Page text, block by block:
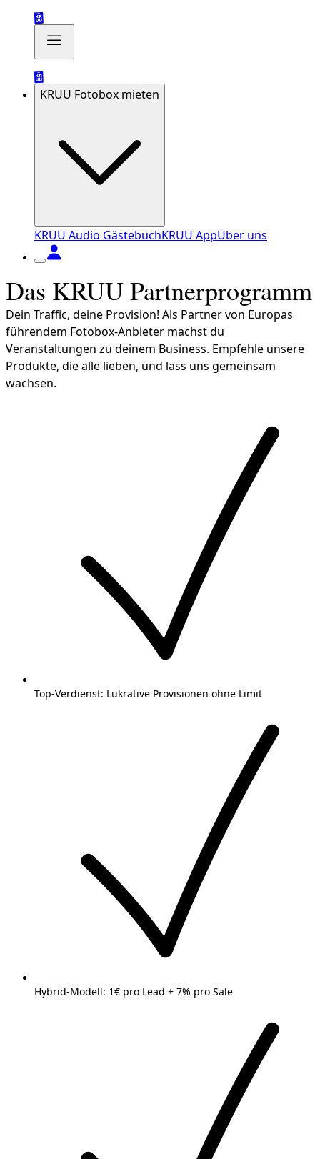
KRUU Fotobox mieten
KRUU Audio GästebuchKRUU AppÜber uns
Das KRUU Partnerprogramm
Dein Traffic, deine Provision! Als Partner von Europas
führendem Fotobox-Anbieter machst du
Veranstaltungen zu deinem Business. Empfehle unsere
Produkte, die alle lieben, und lass uns gemeinsam
wachsen.
Top-Verdienst: Lukrative Provisionen ohne Limit
Hybrid-Modell: 1€ pro Lead + 7% pro Sale